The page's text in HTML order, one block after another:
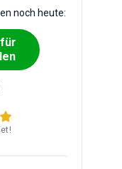
noch heute: